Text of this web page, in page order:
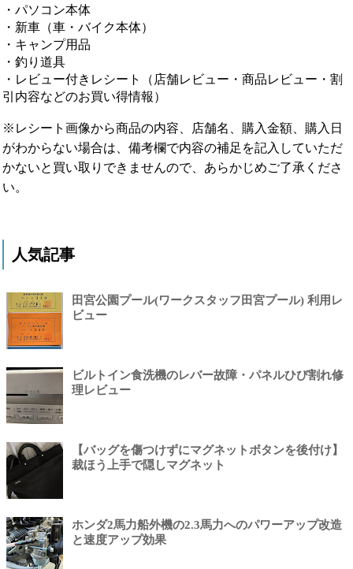
・パソコン本体
・新車（車・バイク本体）
・キャンプ用品
・釣り道具
・レビュー付きレシート（店舗レビュー・商品レビュー・割
引内容などのお買い得情報）
※レシート画像から商品の内容、店舗名、購入金額、購入日
がわからない場合は、備考欄で内容の補足を記入していただ
かないと買い取りできませんので、あらかじめご了承くださ
い。
人気記事
田宮公園プール(ワークスタッフ田宮プール) 利用レ
ビュー
ビルトイン食洗機のレバー故障・パネルひび割れ修
理レビュー
【バッグを傷つけずにマグネットボタンを後付け】
裁ほう上手で隠しマグネット
ホンダ2馬力船外機の2.3馬力へのパワーアップ改造
と速度アップ効果